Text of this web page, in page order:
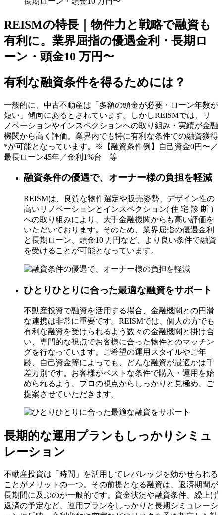
REISMの特長｜物件力と戦略で融資も
有利に。業界屈指の優遇金利・長期ロ
ーン・頭金10 万円〜
有利な融資条件を得るためには？
一般的に、中古不動産は「多額の頭金が必要・ローン年数が
短い」傾向にあるとされています。しかしREISMでは、リ
ノベーションやインスペクションへの取り組み・実績が金融
機関から高く評価。業界内でも特に有利な条件での融資獲得
*が可能となっています。※【融資条件例】自己資金0円〜／
最長ローン45年／金利1%台 等
融資条件の優遇で、オーナー様の負担を軽減
REISMは、良質な物件選定や販売姿勢、デザイン性の
高いリノベーションとインスペクション( 住 宅 診 断 )
への取り組みにより、大手金融機関からも高い評価を
いただいております。そのため、業界屈指の優遇金利
と長期ローン、頭金10 万円など、より良い条件で融資
を受けることが可能となっています。
ひとりひとりに合った最適な融資をサポート
不動産投資で融資を活用する場合、金融機関との円滑
な連携は非常に重要です。REISMでは、個人の方でも
有利な融資を受けられるよう数々の金融機関と掛け合
い、専門的な視点でお客様に合った物件とのマッチン
グを行なっています。ご希望の運用スタイルやご年
齢、自己資金等によっても、どんな融資が最適かは千
差万別です。お客様がベストな条件で購入・運用を始
められるよう、プロの視点からしっかりと見極め、ご
提案させていただきます。
長期的な運用プランもしっかりシミュ
レーション
不動産投資は「時間」を活用してレバレッジを効かせられる
ことがメリットの一つ。その前提となる融資は、返済期間が
長期間に及ぶのが一般的です。資金状況や融資条件、繰上げ
返済の予定など、運用プランをしっかりと長期シミュレーシ